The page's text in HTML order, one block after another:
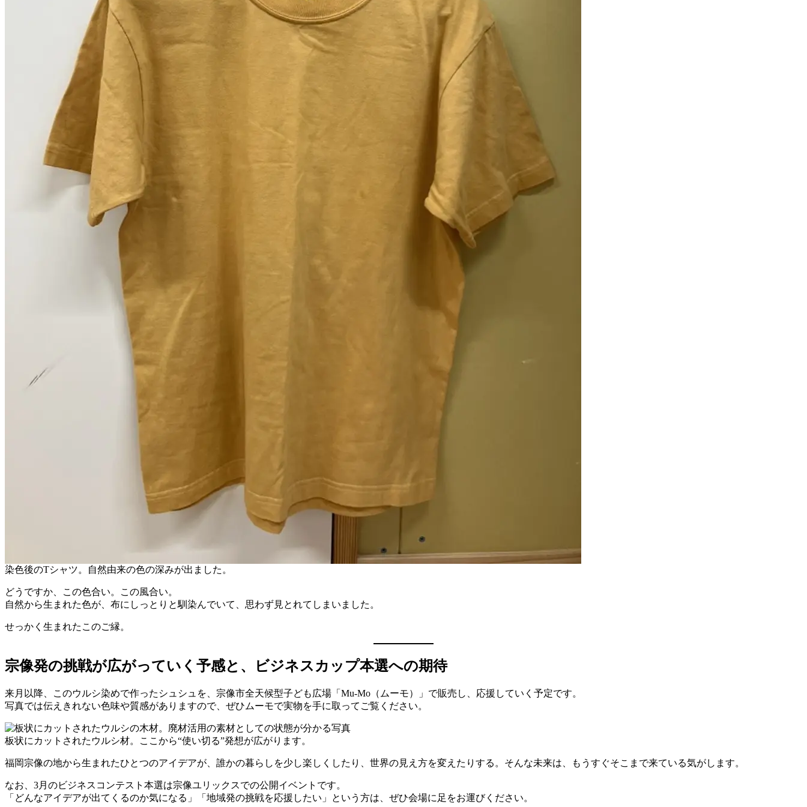
染色後のTシャツ。自然由来の色の深みが出ました。
どうですか、この色合い。この風合い。
自然から生まれた色が、布にしっとりと馴染んでいて、思わず見とれてしまいました。
せっかく生まれたこのご縁。
宗像発の挑戦が広がっていく予感と、ビジネスカップ本選への期待
来月以降、このウルシ染めで作ったシュシュを、宗像市全天候型子ども広場「Mu-Mo（ムーモ）」で販売し、応援していく予定です。
写真では伝えきれない色味や質感がありますので、ぜひムーモで実物を手に取ってご覧ください。
板状にカットされたウルシ材。ここから“使い切る”発想が広がります。
福岡宗像の地から生まれたひとつのアイデアが、誰かの暮らしを少し楽しくしたり、世界の見え方を変えたりする。そんな未来は、もうすぐそこまで来ている気がします。
なお、3月のビジネスコンテスト本選は宗像ユリックスでの公開イベントです。
「どんなアイデアが出てくるのか気になる」「地域発の挑戦を応援したい」という方は、ぜひ会場に足をお運びください。